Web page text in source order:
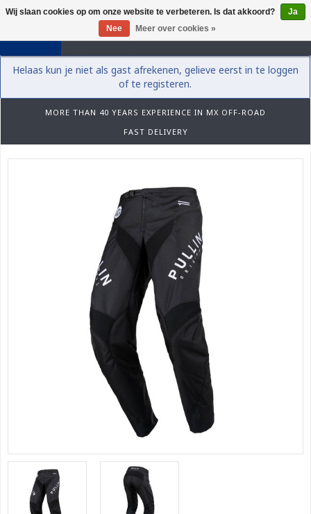
0
Helaas kun je niet als gast afrekenen, gelieve eerst in te loggen
of te registeren.
MORE THAN 40 YEARS EXPERIENCE IN MX OFF-ROAD
FAST DELIVERY
Wij slaan cookies op om onze website te verbeteren. Is dat akkoord?
Ja
Nee
Meer over cookies »